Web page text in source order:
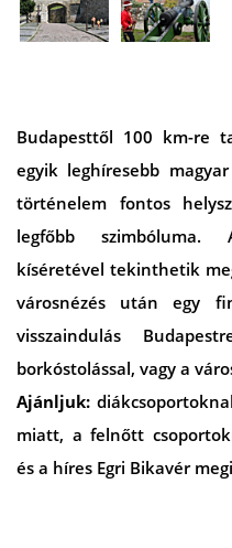
Budapesttől 100 km-re
egyik leghíresebb
történelem fontos
legfőbb szimbóluma.
kíséretével tekinthetik
városnézés után egy
visszaindulás
borkóstolással, vagy a
Ajánljuk:
miatt, a felnőtt
és a híres Egri Bikavér